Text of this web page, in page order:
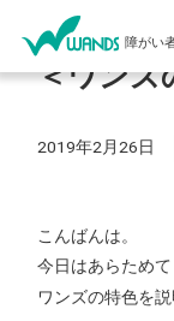
障がい
＜ワンズ
2019年2月26日
こんばんは。
今日はあらためて
ワンズの特色を